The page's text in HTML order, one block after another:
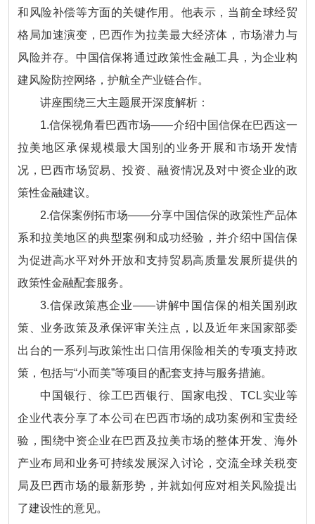
和风险补偿等方面的关键作用。他表示，当前全球经贸
格局加速演变，巴西作为拉美最大经济体，市场潜力与
风险并存。中国信保将通过政策性金融工具，为企业构
建风险防控网络，护航全产业链合作。
讲座围绕三大主题展开深度解析：
1.信保视角看巴西市场——介绍中国信保在巴西这一
拉美地区承保规模最大国别的业务开展和市场开发情
况，巴西市场贸易、投资、融资情况及对中资企业的政
策性金融建议。
2.信保案例拓市场——分享中国信保的政策性产品体
系和拉美地区的典型案例和成功经验，并介绍中国信保
为促进高水平对外开放和支持贸易高质量发展所提供的
政策性金融配套服务。
3.信保政策惠企业——讲解中国信保的相关国别政
策、业务政策及承保评审关注点，以及近年来国家部委
出台的一系列与政策性出口信用保险相关的专项支持政
策，包括与“小而美”等项目的配套支持与服务措施。
中国银行、徐工巴西银行、国家电投、TCL实业等
企业代表分享了本公司在巴西市场的成功案例和宝贵经
验，围绕中资企业在巴西及拉美市场的整体开发、海外
产业布局和业务可持续发展深入讨论，交流全球关税变
局及巴西市场的最新形势，并就如何应对相关风险提出
了建设性的意见。